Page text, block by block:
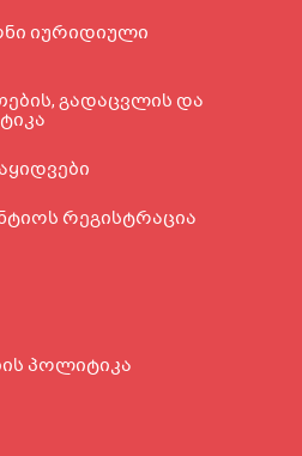
იურიდიული
გადაცვლის და
რეგისტრაცია
პოლიტიკა